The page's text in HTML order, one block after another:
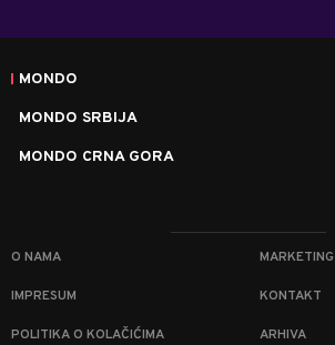
MONDO
MONDO SRBIJA
MONDO CRNA GORA
O NAMA MARKETING
IMPRESUM KONTAKT
POLITIKA O KOLAČIĆIMA ARHIVA